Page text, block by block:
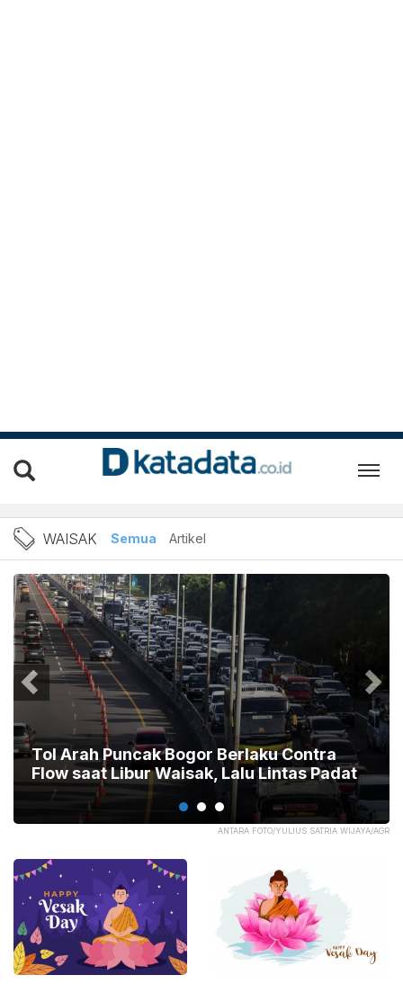
Berita Waisak Terbaru
WAISAK Semua Artikel
ANTARA FOTO/YULIUS SATRIA WIJAYA/AGR
Tol Arah Puncak Bogor Berlaku Contra
Flow saat Libur Waisak, Lalu Lintas Padat